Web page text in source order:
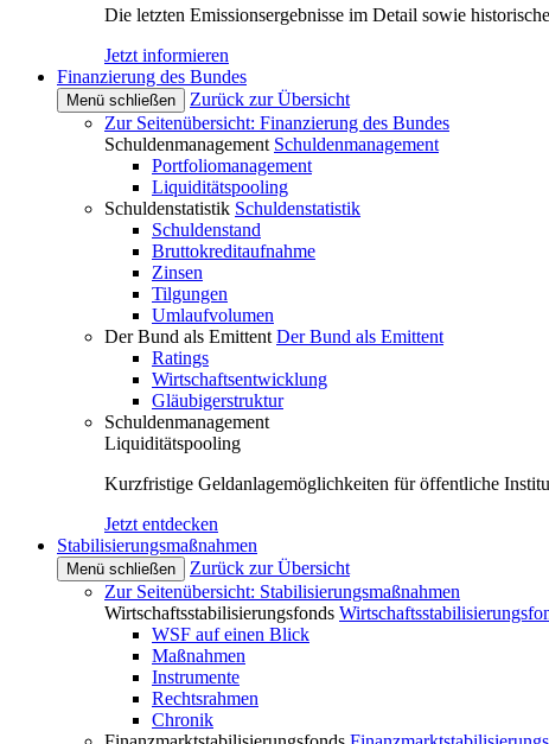
Die letzten Emissionsergebnisse im Detail sowie
Jetzt informieren
Finanzierung des Bundes
Menü schließen
Zurück zur Übersicht
Zur Seitenübersicht: Finanzierung des Bundes
Schuldenmanagement Schuldenmanagement
Portfoliomanagement
Liquiditätspooling
Schuldenstatistik Schuldenstatistik
Schuldenstand
Bruttokreditaufnahme
Zinsen
Tilgungen
Umlaufvolumen
Der Bund als Emittent Der Bund als Emittent
Ratings
Wirtschaftsentwicklung
Gläubigerstruktur
Schuldenmanagement
Liquiditätspooling
Kurzfristige Geldanlagemöglichkeiten für öffentliche
Jetzt entdecken
Stabilisierungsmaßnahmen
Menü schließen
Zurück zur Übersicht
Zur Seitenübersicht: Stabilisierungsmaßnahmen
Wirtschaftsstabilisierungsfonds
WSF auf einen Blick
Maßnahmen
Instrumente
Rechtsrahmen
Chronik